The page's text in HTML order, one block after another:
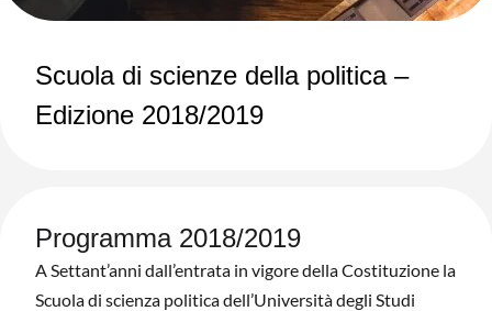
Scuola di scienze della politica –
Edizione 2018/2019
Programma 2018/2019
A Settant’anni dall’entrata in vigore della Costituzione la
Scuola di scienza politica dell’Università degli Studi